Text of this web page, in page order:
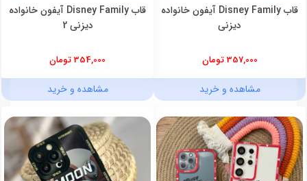
قاب Disney Family آیفون خانواده
دیزنی
357,000 تومان
مشاهده و خرید
قاب Disney Family آیفون خانواده
دیزنی 2
354,000 تومان
مشاهده و خرید